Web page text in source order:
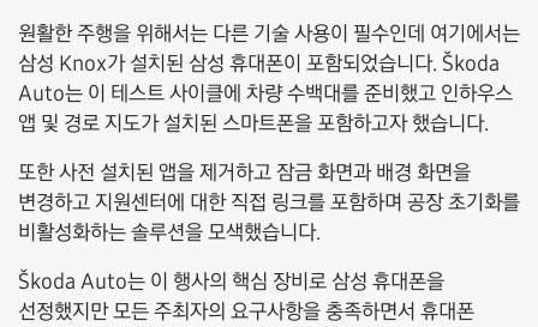
원활한 주행을 위해서는 다른 기술 사용이 필수인데 여기에서는
삼성 Knox가 설치된 삼성 휴대폰이 포함되었습니다. Škoda
Auto는 이 테스트 사이클에 차량 수백대를 준비했고 인하우스
앱 및 경로 지도가 설치된 스마트폰을 포함하고자 했습니다.
또한 사전 설치된 앱을 제거하고 잠금 화면과 배경 화면을
변경하고 지원센터에 대한 직접 링크를 포함하며 공장 초기화를
비활성화하는 솔루션을 모색했습니다.
Škoda Auto는 이 행사의 핵심 장비로 삼성 휴대폰을
선정했지만 모든 주최자의 요구사항을 충족하면서 휴대폰